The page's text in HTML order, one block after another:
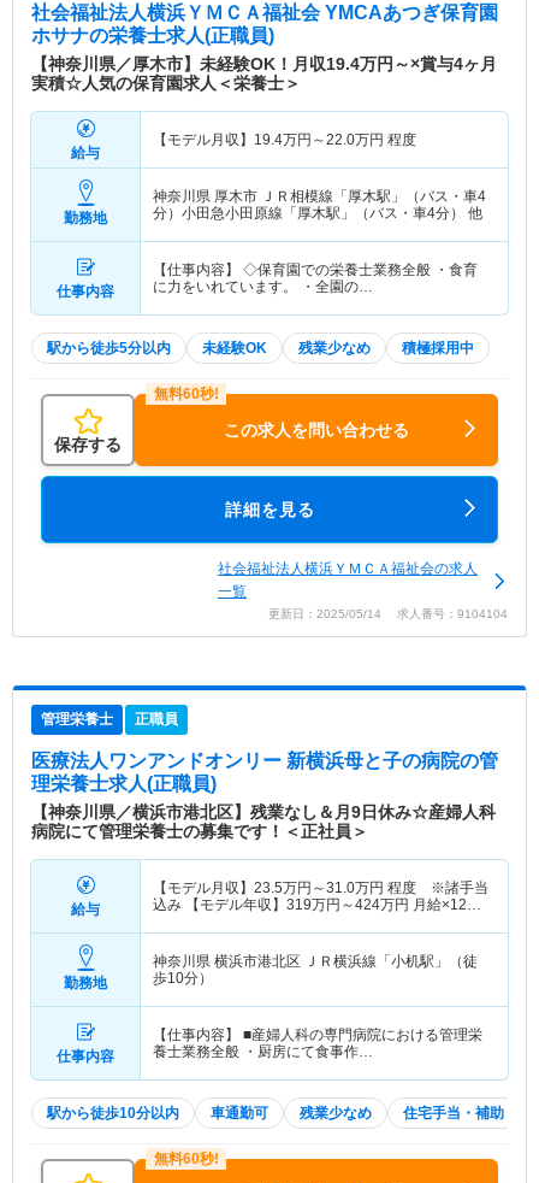
社会福祉法人横浜ＹＭＣＡ福祉会 YMCAあつぎ保育園
ホサナの栄養士求人(正職員)
【神奈川県／厚木市】未経験OK！月収19.4万円～×賞与4ヶ月
実積☆人気の保育園求人＜栄養士＞
給与
【モデル月収】 19.4万円～22.0万円 程度
勤務地
神奈川県 厚木市
ＪＲ相模線「厚木駅」（バス・車4
分）小田急小田原線「厚木駅」（バス・車4分） 他
仕事内容
【仕事内容】 ◇保育園での栄養士業務全般 ・食育
に力をいれています。 ・全園の…
駅から徒歩5分以内 未経験OK 残業少なめ 積極採用中
保存する
この求人を問い合わせる
詳細を見る
社会福祉法人横浜ＹＭＣＡ福祉会の求人
一覧
更新日：2025/05/14 求人番号：9104104
管理栄養士 正職員
医療法人ワンアンドオンリー 新横浜母と子の病院の管
理栄養士求人(正職員)
【神奈川県／横浜市港北区】残業なし＆月9日休み☆産婦人科
病院にて管理栄養士の募集です！＜正社員＞
給与
【モデル月収】 23.5万円～31.0万円 程度 ※諸手当
込み 【モデル年収】 319万円～424万円 月給×12ヶ
勤務地
神奈川県 横浜市港北区
ＪＲ横浜線「小机駅」（徒
歩10分）
仕事内容
【仕事内容】 ■産婦人科の専門病院における管理栄
養士業務全般 ・厨房にて食事作…
駅から徒歩10分以内 車通勤可 残業少なめ 住宅手当・補助